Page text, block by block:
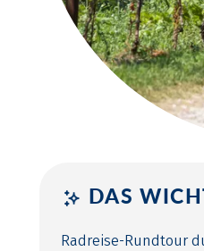
DAS
Radreise-Rundtour